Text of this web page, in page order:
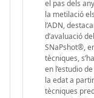
el pas dels
la metilació
l’ADN,
d’avaluació
SNaPshot®,
tècniques,
en l’estudio
la edat a
tècniques